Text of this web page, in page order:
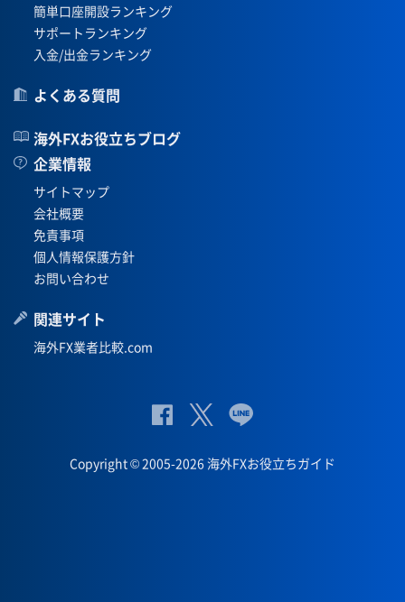
簡単口座開設ランキング
サポートランキング
入金/出金ランキング
よくある質問
海外FXお役立ちブログ
企業情報
サイトマップ
会社概要
免責事項
個人情報保護方針
お問い合わせ
関連サイト
海外FX業者比較.com
式
Twit
ter
式
Copyright © 2005-2026 海外FXお役立ちガイド